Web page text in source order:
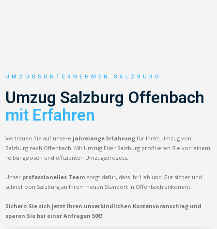
UMZUGSUNTERNEHMEN SALZBURG
Umzug Salzburg Offenbach
mit Erfahren
Vertrauen Sie auf unsere jahrelange Erfahrung für Ihren Umzug von
Salzburg nach Offenbach. Mit Umzug Eder Salzburg profitieren Sie von einem
reibungslosen und effizienten Umzugsprozess.
Unser professionelles Team sorgt dafür, dass Ihr Hab und Gut sicher und
schnell von Salzburg an Ihrem neuen Standort in Offenbach ankommt.
Sichern Sie sich jetzt Ihren unverbindlichen Kostenvoranschlag und
sparen Sie bei einer Anfragen 50€!